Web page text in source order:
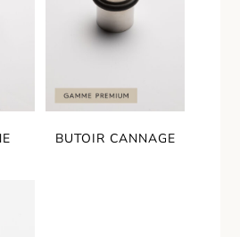
BUTOIR CANNAGE